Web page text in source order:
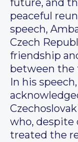
future, and
peaceful
speech,
Czech
friendship
between the
In his speech,
who, despite
treated the